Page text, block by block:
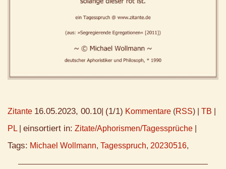
Zitante 16.05.2023, 00.10 (1/1) Kommentare (RSS) | TB
PL
einsortiert in: Zitate/Aphorismen/Tagessprüche
Tags: Michael Wollmann, Tagesspruch, 20230516,